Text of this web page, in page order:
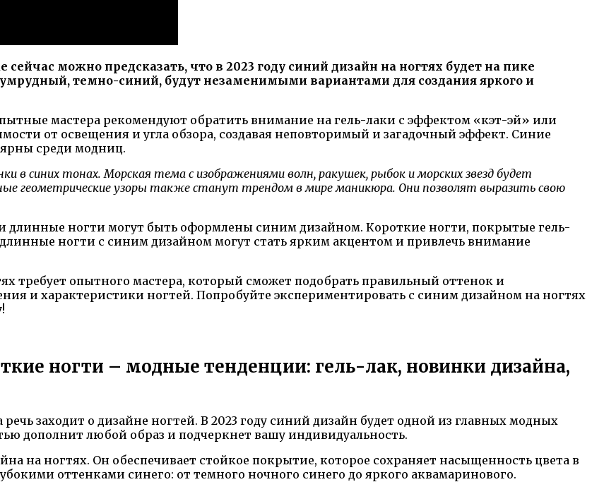
можно предсказать, что в 2023 году синий дизайн на ногтях будет на пике
темно-синий, будут незаменимыми вариантами для создания яркого и
мастера рекомендуют обратить внимание на гель-лаки с эффектом «кэт-эй» или
от освещения и угла обзора, создавая неповторимый и загадочный эффект. Синие
среди модниц.
синих тонах. Морская тема с изображениями волн, ракушек, рыбок и морских звезд будет
геометрические узоры также станут трендом в мире маникюра. Они позволят выразить свою
длинные ногти могут быть оформлены синим дизайном. Короткие ногти, покрытые гель-
ногти с синим дизайном могут стать ярким акцентом и привлечь внимание
требует опытного мастера, который сможет подобрать правильный оттенок и
и характеристики ногтей. Попробуйте экспериментировать с синим дизайном на ногтях
ногти – модные тенденции: гель-лак, новинки дизайна,
заходит о дизайне ногтей. В 2023 году синий дизайн будет одной из главных модных
дополнит любой образ и подчеркнет вашу индивидуальность.
на ногтях. Он обеспечивает стойкое покрытие, которое сохраняет насыщенность цвета в
оттенками синего: от темного ночного синего до яркого аквамаринового.